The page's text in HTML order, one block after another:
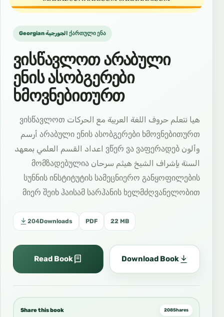
Georgian الجورجية ქართული ენა
ვისწავლოთ არაბული
ენის ასობგერები
ხმოვნებითურთ
هيا نتعلم حروف اللغة العربية مع الحركات ვისწავლოთ
არაბული ენის ასობგერები ხმოვნებითურთ أرسم
وألون ვწერ ვა ვაფერადებ اعداد القسم العلمي بمعهد
السنة بإشراف الشيخ هيثم سرحان მომზადებულია
სუნნის ინსტიტუტის სამეცნიერო განყოფილების
მიერ შეიხ ჰაისამ სარჰანის ხელმძღვანელობით
204Downloads PDF 22 MB
Read Book Download Book
Share this book 208Shares